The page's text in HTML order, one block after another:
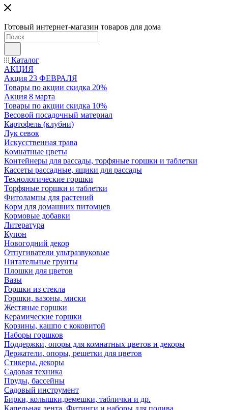
Готовый интернет-магазин товаров для дома
Каталог
АКЦИЯ
Акция 23 ФЕВРАЛЯ
Товары по акции скидка 20%
Акция 8 марта
Товары по акции скидка 10%
Весовой посадочный материал
Картофель (клубни)
Лук севок
Искусственная трава
Комнатные цветы
Контейнеры для рассады, торфяные горшки и таблетки
Кассеты рассадные, ящики для рассады
Технологические горшки
Торфяные горшки и таблетки
Фитолампы для растений
Корм для домашних питомцев
Кормовые добавки
Литература
Купон
Новогодний декор
Отпугиватели ультразвуковые
Питательные грунты
Плошки для цветов
Вазы
Горшки из стекла
Горшки, вазоны, миски
Жестяные горшки
Керамические горшки
Корзины, кашпо с коковитой
Наборы горшков
Поддержки, опоры для комнатных цветов и декоры
Держатели, опоры, решетки для цветов
Стикеры, декоры
Садовая техника
Пруды, бассейны
Садовый инструмент
Бирки, колышки,ремешки, таблички и др.
Капельная лента, Фитинги и наборы для полива